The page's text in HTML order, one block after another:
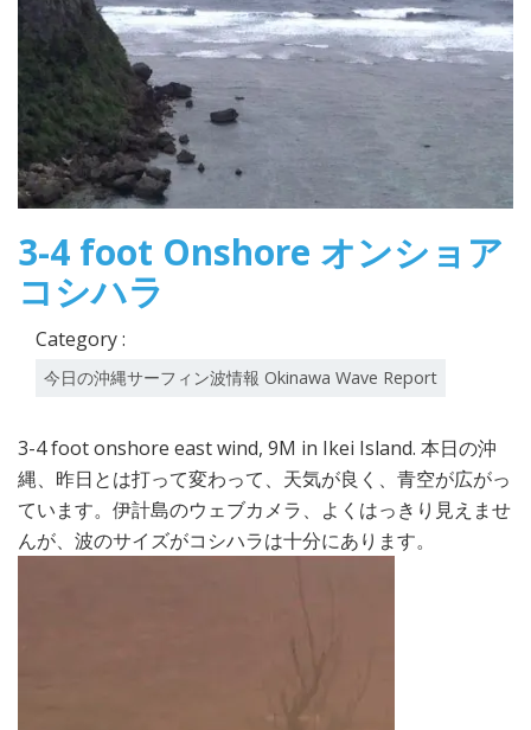
3-4 foot Onshore オンショア
コシハラ
Category :
今日の沖縄サーフィン波情報 Okinawa Wave Report
3-4 foot onshore east wind, 9M in Ikei Island. 本日の沖
縄、昨日とは打って変わって、天気が良く、青空が広がっ
ています。伊計島のウェブカメラ、よくはっきり見えませ
んが、波のサイズがコシハラは十分にあります。